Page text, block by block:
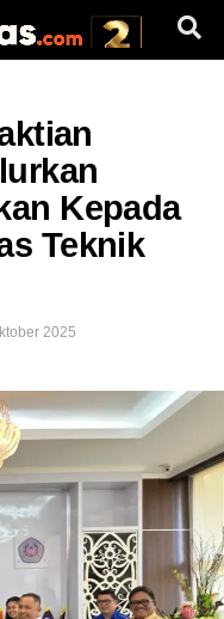
Kepada
Teknik
2025